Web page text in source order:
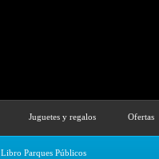
Juguetes y regalos Ofertas
Libro Parques Públicos